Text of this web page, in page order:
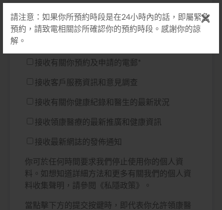
請注意：如果你所預約時段是在24小時內的話，即屬緊急
預約，請致電相關診所確認你的預約時段。感謝你的諒
解。
作推廣用途，我們將不定期以電郵等方式與你聯
絡。如你同意我們將你的個人資料用作推廣用
接收有關你預約及申請的電郵 *
接收客戶服務資訊和意見調查
接收有關你健康紀錄和醫生的最新狀況
接收領康醫療的最新推廣和健康資訊
接收最新網誌的發佈通知
你可於任何時間要求我們停止使用你的個人資
料。如想知道詳細方法和更多有關我們的個人資
料收集聲明，請參閱《私隱政策》。
當點擊下方的提交按鍵時，即代表你允許領康醫